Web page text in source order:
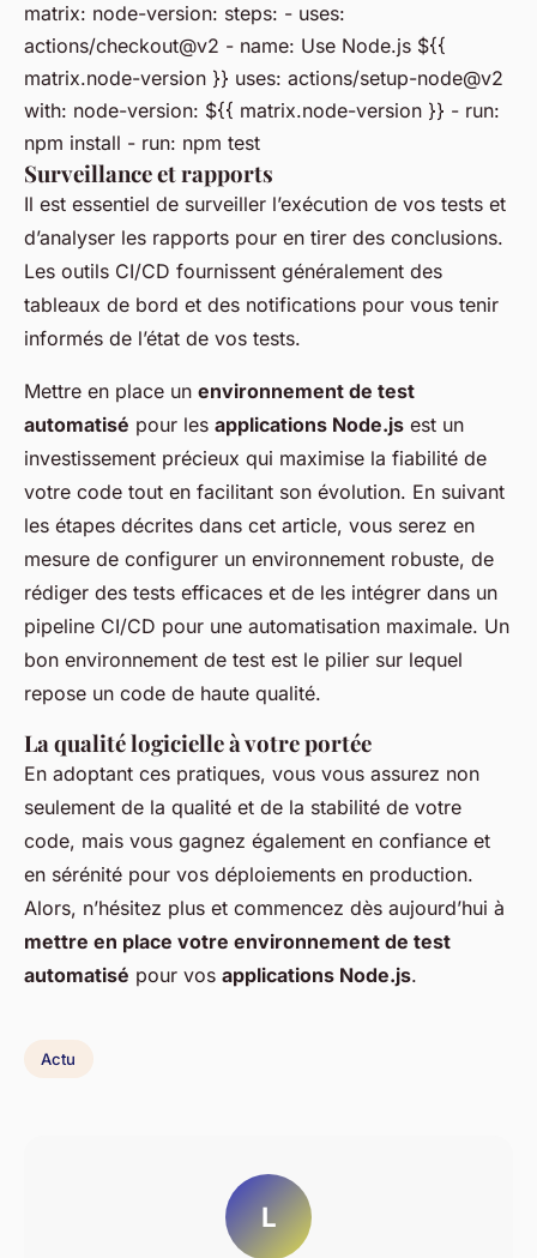
matrix: node-version: steps: - uses:
actions/checkout@v2 - name: Use Node.js ${{
matrix.node-version }} uses: actions/setup-node@v2
with: node-version: ${{ matrix.node-version }} - run:
npm install - run: npm test
Surveillance et rapports
Il est essentiel de surveiller l’exécution de vos tests et
d’analyser les rapports pour en tirer des conclusions.
Les outils CI/CD fournissent généralement des
tableaux de bord et des notifications pour vous tenir
informés de l’état de vos tests.
Mettre en place un environnement de test
automatisé pour les applications Node.js est un
investissement précieux qui maximise la fiabilité de
votre code tout en facilitant son évolution. En suivant
les étapes décrites dans cet article, vous serez en
mesure de configurer un environnement robuste, de
rédiger des tests efficaces et de les intégrer dans un
pipeline CI/CD pour une automatisation maximale. Un
bon environnement de test est le pilier sur lequel
repose un code de haute qualité.
La qualité logicielle à votre portée
En adoptant ces pratiques, vous vous assurez non
seulement de la qualité et de la stabilité de votre
code, mais vous gagnez également en confiance et
en sérénité pour vos déploiements en production.
Alors, n’hésitez plus et commencez dès aujourd’hui à
mettre en place votre environnement de test
automatisé pour vos applications Node.js.
Actu
L